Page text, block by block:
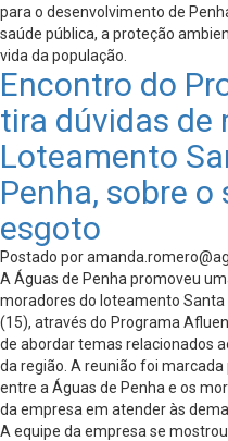
para o desenvolvimento de
saúde pública, a proteção
vida da população.
Encontro do
tira dúvidas de
Loteamento
Penha, sobre
esgoto
Postado por
A Águas de Penha promoveu
moradores do loteamento
(15), através do Programa
de abordar temas relacionados
da região. A reunião foi
entre a Águas de Penha e os
da empresa em atender às
A equipe da empresa se